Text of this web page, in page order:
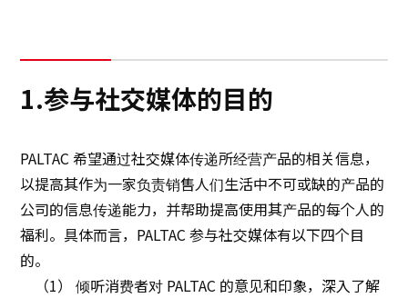
可持续发展
创新
创新
联系我们
1.参与社交媒体的目的
PALTAC 希望通过社交媒体传递所经营产品的相关信息，
以提高其作为一家负责销售人们生活中不可或缺的产品的
公司的信息传递能力，并帮助提高使用其产品的每个人的
福利。具体而言，PALTAC 参与社交媒体有以下四个目
的。
（1） 倾听消费者对 PALTAC 的意见和印象，深入了解